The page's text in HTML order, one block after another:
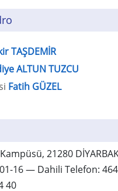
TAŞDEMİR
ALTUN TUZCU
Fatih GÜZEL
21280
16 — Dahili Telefon:
40